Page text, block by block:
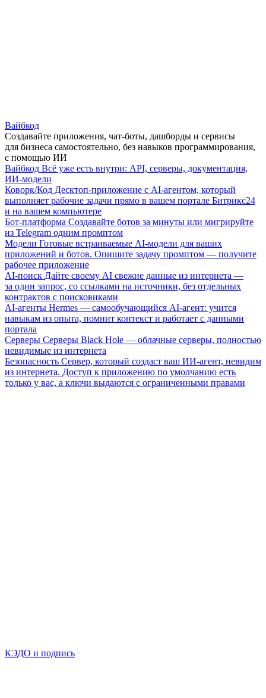
Вайбкод
Создавайте приложения, чат-боты, дашборды и сервисы
для бизнеса самостоятельно, без навыков программирования,
с помощью ИИ
Вайбкод Всё уже есть внутри: API, серверы, документация,
ИИ-модели
Коворк/Код Десктоп-приложение с AI-агентом, который
выполняет рабочие задачи прямо в вашем портале Битрикс24
и на вашем компьютере
Бот-платформа Создавайте ботов за минуты или мигрируйте
из Telegram одним промптом
Модели Готовые встраиваемые AI-модели для ваших
приложений и ботов. Опишите задачу промптом — получите
рабочее приложение
AI-поиск Дайте своему AI свежие данные из интернета —
за один запрос, со ссылками на источники, без отдельных
контрактов с поисковиками
AI-агенты Hermes — самообучающийся AI-агент: учится
навыкам из опыта, помнит контекст и работает с данными
портала
Серверы Серверы Black Hole — облачные серверы, полностью
невидимые из интернета
Безопасность Сервер, который создаст ваш ИИ-агент, невидим
из интернета. Доступ к приложению по умолчанию есть
только у вас, а ключи выдаются с ограниченными правами
КЭДО и подпись